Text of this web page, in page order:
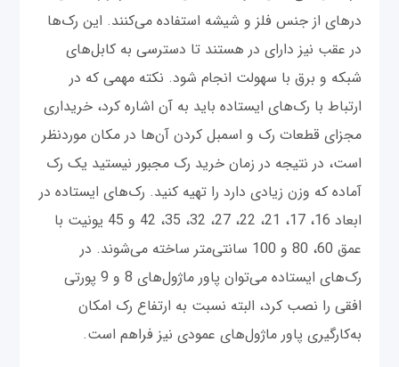
در‌های از جنس فلز و شیشه استفاده می‌کنند. این رک‌ها
در عقب نیز دارای در هستند تا دسترسی به کابل‌های
شبکه و برق با سهولت انجام شود. نکته مهمی که در
ارتباط با رک‌های ایستاده باید به آن اشاره کرد، خریداری
مجزای قطعات رک و اسمبل کردن آن‌ها در مکان موردنظر
است، در نتیجه در زمان خرید رک مجبور نیستید یک رک
آماده که وزن زیادی دارد را تهیه کنید. رک‌های ایستاده در
ابعاد 16، 17، 21، 22، 27، 32، 35، 42 و 45 یونیت با
عمق 60، 80 و 100 سانتی‌متر ساخته می‌شوند. در
رک‌های ایستاده می‌توان پاور ماژول‌های 8 و 9 پورتی
افقی را نصب کرد، البته نسبت به ارتفاع رک امکان
به‌کارگیری پاور ماژول‌های عمودی نیز فراهم است.